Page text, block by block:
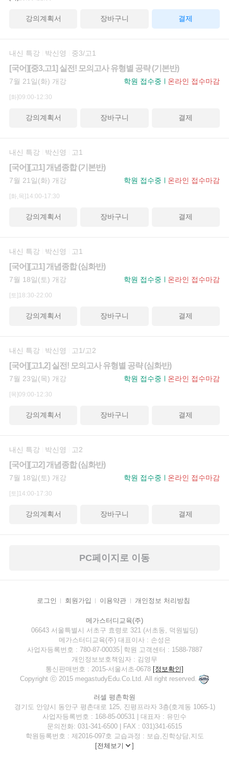
강의계획서 장바구니 결제
내신 특강 박신영 중3/고1
[국어][중3,고1] 실전! 모의고사 유형별 공략 (기본반)
7월 21일(화) 개강 학원 접수중 온라인 접수마감
[화]09:00-12:30
강의계획서 장바구니 결제
내신 특강 박신영 고1
[국어][고1] 개념종합 (기본반)
7월 21일(화) 개강 학원 접수중 온라인 접수마감
[화,목]14:00-17:30
강의계획서 장바구니 결제
내신 특강 박신영 고1
[국어][고1] 개념종합 (심화반)
7월 18일(토) 개강 학원 접수중 온라인 접수마감
[토]18:30-22:00
강의계획서 장바구니 결제
내신 특강 박신영 고1/고2
[국어][고1,2] 실전! 모의고사 유형별 공략 (심화반)
7월 23일(목) 개강 학원 접수중 온라인 접수마감
[목]09:00-12:30
강의계획서 장바구니 결제
내신 특강 박신영 고2
[국어][고2] 개념종합 (심화반)
7월 18일(토) 개강 학원 접수중 온라인 접수마감
[토]14:00-17:30
강의계획서 장바구니 결제
PC페이지로 이동
로그인 회원가입 이용약관 개인정보 처리방침
메가스터디교육(주)
06643 서울특별시 서초구 효령로 321 (서초동, 덕원빌딩)
메가스터디교육(주) 대표이사 : 손성은
사업자등록번호 : 780-87-00035│학원 고객센터 : 1588-7887
개인정보보호책임자 : 김영무
통신판매번호 : 2015-서울서초-0678 [정보확인]
Copyright ⓒ 2015 megastudyEdu.Co.Ltd. All right reserved.
러셀 평촌학원
경기도 안양시 동안구 평촌대로 125, 진평프라자 3층(호계동 1065-1)
사업자등록번호 : 168-85-00531 | 대표자 : 유민수
문의전화: 031-341-6500 | FAX : 031)341-6515
학원등록번호 : 제2016-097호 교습과정 : 보습,진학상담,지도
[전체보기 ]